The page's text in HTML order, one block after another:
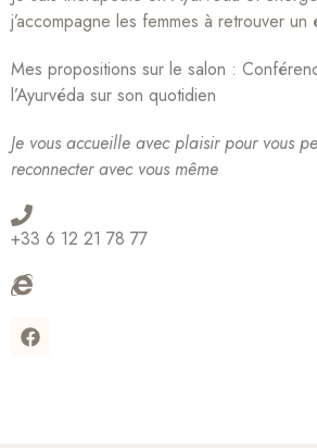
j’accompagne les femmes à retrouver un
Mes propositions sur le salon :
l’Ayurvéda sur son quotidien
Je vous accueille avec plaisir pour vous
reconnecter avec vous même
+33 6 12 21 78 77